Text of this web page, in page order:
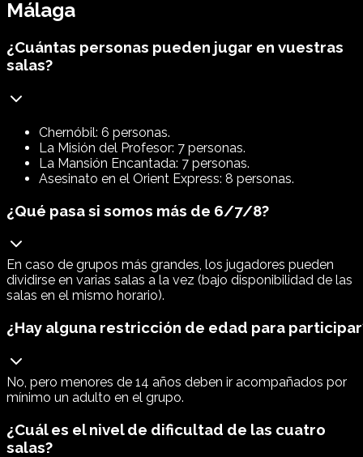
Málaga
¿Cuántas personas pueden jugar en vuestras
salas?
Chernóbil: 6 personas.
La Misión del Profesor: 7 personas.
La Mansión Encantada: 7 personas.
Asesinato en el Orient Express: 8 personas.
¿Qué pasa si somos más de 6/7/8?
En caso de grupos más grandes, los jugadores pueden
dividirse en varias salas a la vez (bajo disponibilidad de las
salas en el mismo horario).
¿Hay alguna restricción de edad para
No, pero menores de 14 años deben ir acompañados por
mínimo un adulto en el grupo.
¿Cuál es el nivel de dificultad de las cuatro
salas?